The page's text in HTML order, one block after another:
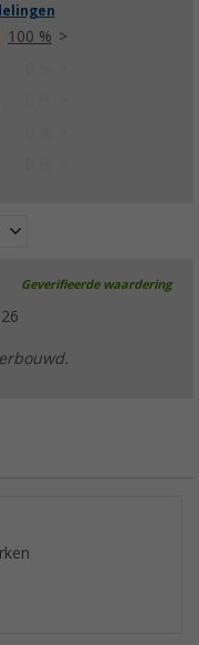
100 %
Geverifieerde waardering